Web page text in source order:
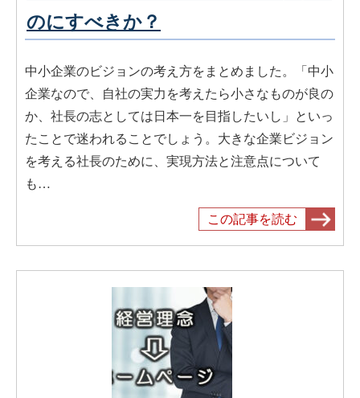
のにすべきか？
中小企業のビジョンの考え方をまとめました。「中小
企業なので、自社の実力を考えたら小さなものが良の
か、社長の志としては日本一を目指したいし」といっ
たことで迷われることでしょう。大きな企業ビジョン
を考える社長のために、実現方法と注意点について
も…
この記事を読む